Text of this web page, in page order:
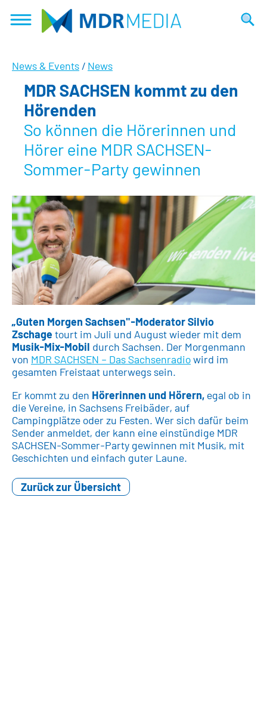
zum
Suche
News & Events / News
MDR SACHSEN kommt zu den
Hörenden
So können die Hörerinnen und
Hörer eine MDR SACHSEN-
Sommer-Party gewinnen
„Guten Morgen Sachsen"-Moderator Silvio
Zschage tourt im Juli und August wieder mit dem
Musik-Mix-Mobil durch Sachsen. Der Morgenmann
von MDR SACHSEN – Das Sachsenradiowird im
gesamten Freistaat unterwegs sein.
Er kommt zu den Hörerinnen und Hörern, egal ob in
die Vereine, in Sachsens Freibäder, auf
Campingplätze oder zu Festen. Wer sich dafür beim
Sender anmeldet, der kann eine einstündige MDR
SACHSEN-Sommer-Party gewinnen mit Musik, mit
Geschichten und einfach guter Laune.
Zurück zur Übersicht